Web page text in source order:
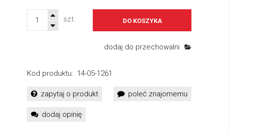
szt. DO KOSZYKA
dodaj do przechowalni
Kod produktu: 14-05-1261
zapytaj o produkt poleć znajomemu
dodaj opinię